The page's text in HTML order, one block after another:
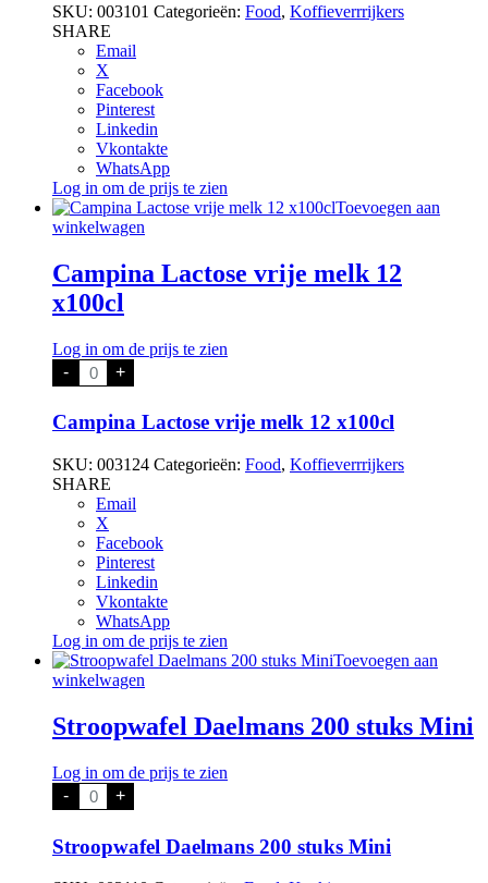
SKU: 003101 Categorieën: Food, Koffieverrrijkers
SHARE
Email
X
Facebook
Pinterest
Linkedin
Vkontakte
WhatsApp
Log in om de prijs te zien
Toevoegen aan
winkelwagen
Campina Lactose vrije melk 12
x100cl
Log in om de prijs te zien
- Campina
Lactose
melk
12
aantal
+
Campina Lactose vrije melk 12 x100cl
SKU: 003124 Categorieën: Food, Koffieverrrijkers
SHARE
Email
X
Facebook
Pinterest
Linkedin
Vkontakte
WhatsApp
Log in om de prijs te zien
Toevoegen aan
winkelwagen
Stroopwafel Daelmans 200 stuks Mini
Log in om de prijs te zien
- Stroopwafel
Daelmans
stuks
Mini
+
Stroopwafel Daelmans 200 stuks Mini